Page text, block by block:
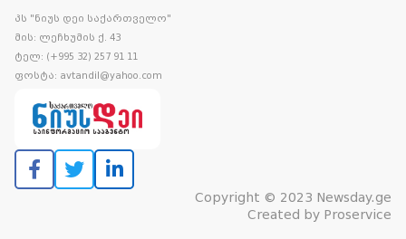
პს "ნიუს დეი საქართველო"
მის: ლეჩხუმის ქ. 43
ტელ: (+995 32) 257 91 11
ფოსტა: avtandil@yahoo.com
Copyright © 2023 Newsday.ge
Created by Proservice